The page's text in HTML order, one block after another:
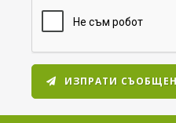
ИЗПРАТИ